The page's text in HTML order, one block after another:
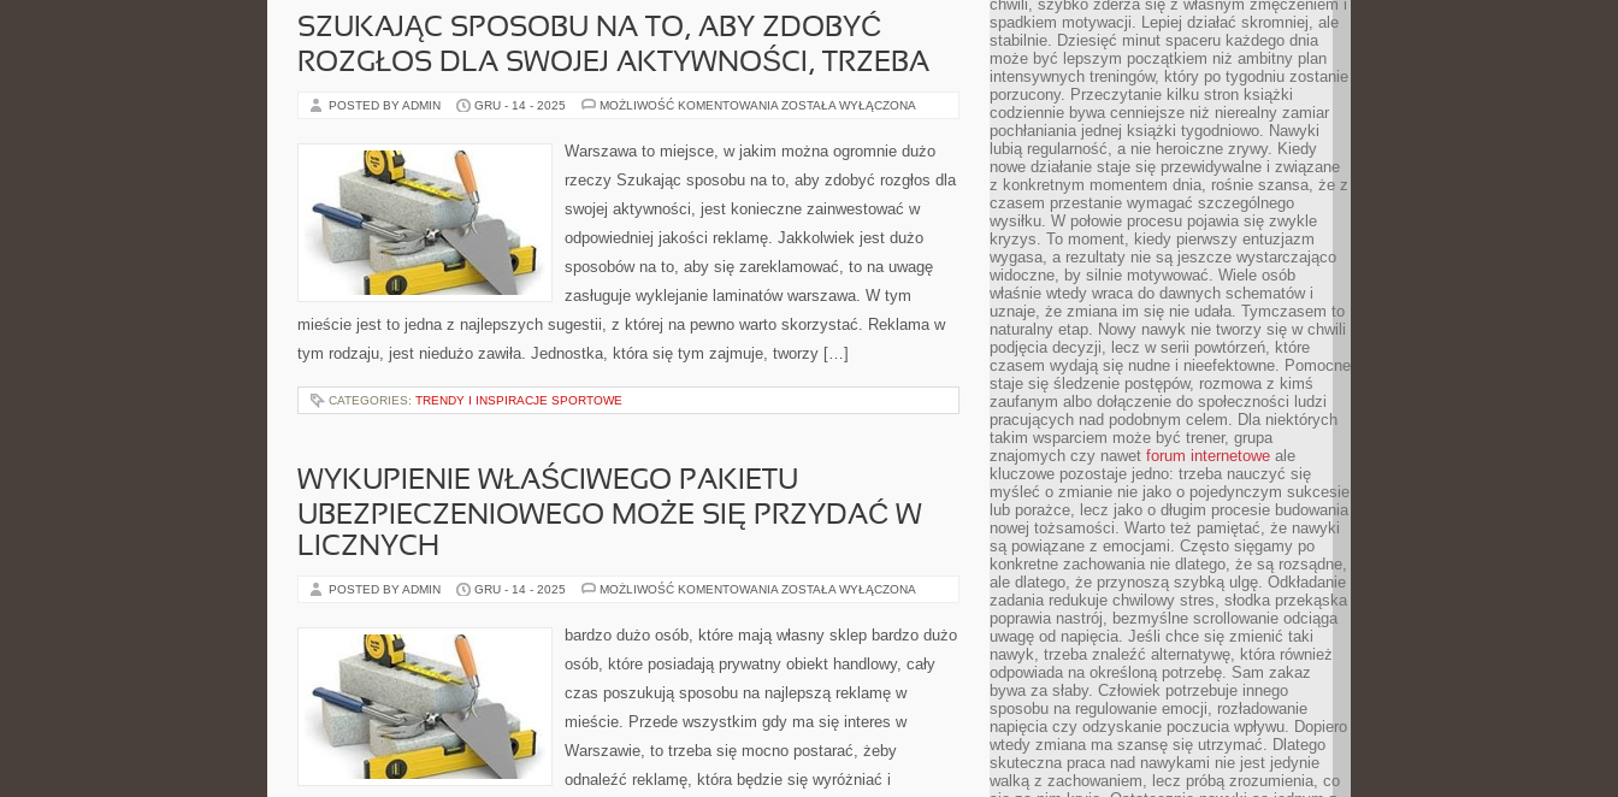
SZUKAJĄC SPOSOBU NA TO, ABY ZDOBYĆ
ROZGŁOS DLA SWOJEJ AKTYWNOŚCI, TRZEBA
POSTED BY ADMIN GRU - 14 - 2025 MOŻLIWOŚĆ KOMENTOWANIA SZUKAJĄC
ABY
ROZGŁOS
SWOJEJ
TRZEBA
ZOSTAŁA WYŁĄCZONA
Warszawa to miejsce, w jakim można ogromnie dużo
rzeczy Szukając sposobu na to, aby zdobyć rozgłos dla
swojej aktywności, jest konieczne zainwestować w
odpowiedniej jakości reklamę. Jakkolwiek jest dużo
sposobów na to, aby się zareklamować, to na uwagę
zasługuje wyklejanie laminatów warszawa. W tym
mieście jest to jedna z najlepszych sugestii, z której na pewno warto skorzystać. Reklama w
tym rodzaju, jest niedużo zawiła. Jednostka, która się tym zajmuje, tworzy […]
CATEGORIES: TRENDY I INSPIRACJE SPORTOWE
WYKUPIENIE WŁAŚCIWEGO PAKIETU
UBEZPIECZENIOWEGO MOŻE SIĘ PRZYDAĆ W
LICZNYCH
POSTED BY ADMIN GRU - 14 - 2025 MOŻLIWOŚĆ KOMENTOWANIA WYKUPIENIE
UBEZPIECZENIOWEGO
MOŻE
PRZYDAĆ
LICZNYCH
ZOSTAŁA WYŁĄCZONA
bardzo dużo osób, które mają własny sklep bardzo dużo
osób, które posiadają prywatny obiekt handlowy, cały
czas poszukują sposobu na najlepszą reklamę w
mieście. Przede wszystkim gdy ma się interes w
Warszawie, to trzeba się mocno postarać, żeby
odnaleźć reklamę, która będzie się wyróżniać i
chwili, szybko zderza się z własnym zmęczeniem i
spadkiem motywacji. Lepiej działać skromniej, ale
stabilnie. Dziesięć minut spaceru każdego dnia
może być lepszym początkiem niż ambitny plan
intensywnych treningów, który po tygodniu zostanie
porzucony. Przeczytanie kilku stron książki
codziennie bywa cenniejsze niż nierealny zamiar
pochłaniania jednej książki tygodniowo. Nawyki
lubią regularność, a nie heroiczne zrywy. Kiedy
nowe działanie staje się przewidywalne i związane
z konkretnym momentem dnia, rośnie szansa, że z
czasem przestanie wymagać szczególnego
wysiłku. W połowie procesu pojawia się zwykle
kryzys. To moment, kiedy pierwszy entuzjazm
wygasa, a rezultaty nie są jeszcze wystarczająco
widoczne, by silnie motywować. Wiele osób
właśnie wtedy wraca do dawnych schematów i
uznaje, że zmiana im się nie udała. Tymczasem to
naturalny etap. Nowy nawyk nie tworzy się w chwili
podjęcia decyzji, lecz w serii powtórzeń, które
czasem wydają się nudne i nieefektowne. Pomocne
staje się śledzenie postępów, rozmowa z kimś
zaufanym albo dołączenie do społeczności ludzi
pracujących nad podobnym celem. Dla niektórych
takim wsparciem może być trener, grupa
znajomych czy nawet forum internetowe ale
kluczowe pozostaje jedno: trzeba nauczyć się
myśleć o zmianie nie jako o pojedynczym sukcesie
lub porażce, lecz jako o długim procesie budowania
nowej tożsamości. Warto też pamiętać, że nawyki
są powiązane z emocjami. Często sięgamy po
konkretne zachowania nie dlatego, że są rozsądne,
ale dlatego, że przynoszą szybką ulgę. Odkładanie
zadania redukuje chwilowy stres, słodka przekąska
poprawia nastrój, bezmyślne scrollowanie odciąga
uwagę od napięcia. Jeśli chce się zmienić taki
nawyk, trzeba znaleźć alternatywę, która również
odpowiada na określoną potrzebę. Sam zakaz
bywa za słaby. Człowiek potrzebuje innego
sposobu na regulowanie emocji, rozładowanie
napięcia czy odzyskanie poczucia wpływu. Dopiero
wtedy zmiana ma szansę się utrzymać. Dlatego
skuteczna praca nad nawykami nie jest jedynie
walką z zachowaniem, lecz próbą zrozumienia, co